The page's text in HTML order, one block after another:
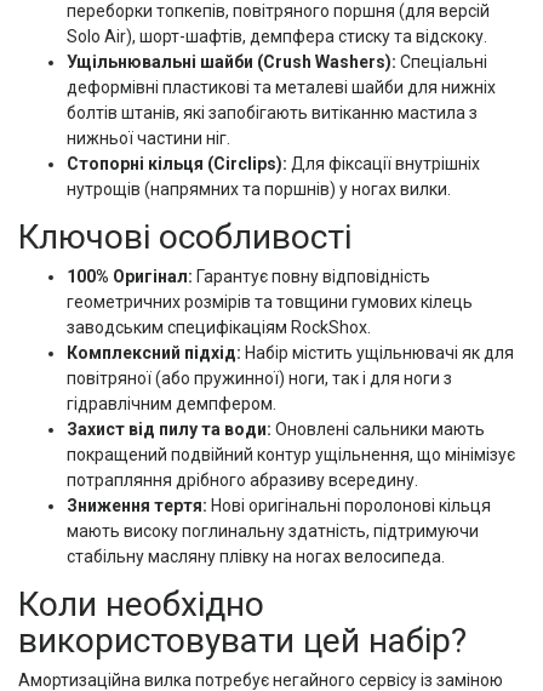
переборки топкепів, повітряного поршня (для версій
Solo Air), шорт-шафтів, демпфера стиску та відскоку.
Ущільнювальні шайби (Crush Washers): Спеціальні
деформівні пластикові та металеві шайби для нижніх
болтів штанів, які запобігають витіканню мастила з
нижньої частини ніг.
Стопорні кільця (Circlips): Для фіксації внутрішніх
нутрощів (напрямних та поршнів) у ногах вилки.
Ключові особливості
100% Оригінал: Гарантує повну відповідність
геометричних розмірів та товщини гумових кілець
заводським специфікаціям RockShox.
Комплексний підхід: Набір містить ущільнювачі як для
повітряної (або пружинної) ноги, так і для ноги з
гідравлічним демпфером.
Захист від пилу та води: Оновлені сальники мають
покращений подвійний контур ущільнення, що мінімізує
потрапляння дрібного абразиву всередину.
Зниження тертя: Нові оригінальні поролонові кільця
мають високу поглинальну здатність, підтримуючи
стабільну масляну плівку на ногах велосипеда.
Коли необхідно
використовувати цей набір?
Амортизаційна вилка потребує негайного сервісу із заміною